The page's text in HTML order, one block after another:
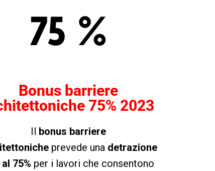
75 %
Bonus barriere
75% 2023
Il bonus barriere
prevede una detrazione
75% per i lavori che consentono